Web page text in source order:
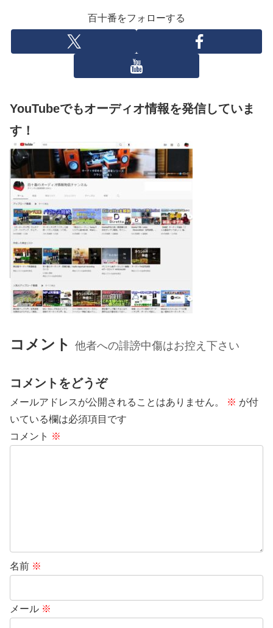
百十番をフォローする
YouTubeでもオーディオ情報を発信していま
す！
コメント 他者への誹謗中傷はお控え下さい
コメントをどうぞ
メールアドレスが公開されることはありません。 ※ が付
いている欄は必須項目です
コメント ※
名前 ※
メール ※